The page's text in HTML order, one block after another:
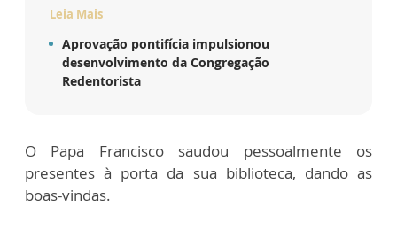
Leia Mais
Aprovação pontifícia impulsionou
desenvolvimento da Congregação
Redentorista
O Papa Francisco saudou pessoalmente os
presentes à porta da sua biblioteca, dando as
boas-vindas.